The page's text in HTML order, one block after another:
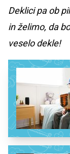
Deklici pa ob
in želimo, da
veselo dekle!